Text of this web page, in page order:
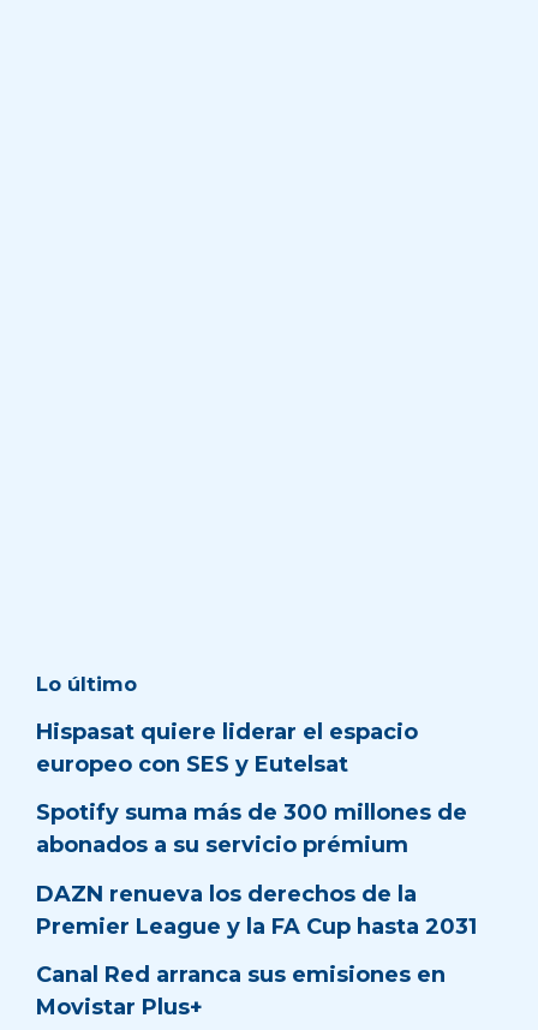
Lo último
Hispasat quiere liderar el espacio
europeo con SES y Eutelsat
Spotify suma más de 300 millones de
abonados a su servicio prémium
DAZN renueva los derechos de la
Premier League y la FA Cup hasta 2031
Canal Red arranca sus emisiones en
Movistar Plus+